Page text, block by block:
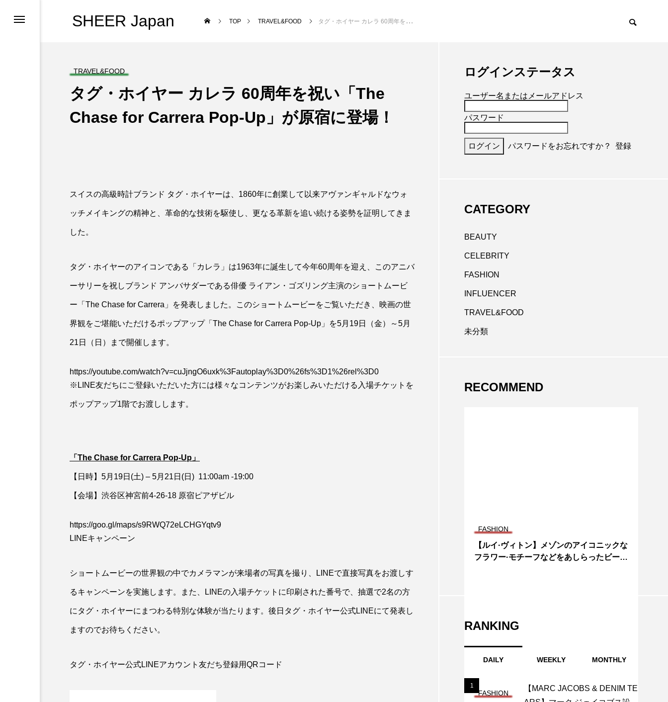
SHEER Japan TOP TRAVEL&FOOD タグ・ホイヤー カレラ 60周年を祝い「The Chase for Carrera Pop-Up」が原宿に登場！
TRAVEL&FOOD
タグ・ホイヤー カレラ 60周年を祝い「The
Chase for Carrera Pop-Up」が原宿に登場！
スイスの高級時計ブランド タグ・ホイヤーは、​1860年に創業して以来アヴァンギャルドなウォ
ッチメイキングの精神と、革命的な技術を駆使し、更なる革新を追い続ける姿勢を証明してきま
した。
タグ・ホイヤーのアイコンである「カレラ」は1963年に誕生して今年60周年を迎え、このアニバ
ーサリーを祝しブランド アンバサダーである俳優 ライアン・ゴズリング主演のショートムービ
ー「The Chase for Carrera」を発表しました。このショートムービーをご覧いただき、映画の世
界観をご堪能いただけるポップアップ「The Chase for Carrera Pop-Up」を5月19日（金）～5月
21日（日）まで開催します。
https://youtube.com/watch?v=cuJjngO6uxk%3Fautoplay%3D0%26fs%3D1%26rel%3D0
※LINE友だちにご登録いただいた方には様々なコンテンツがお楽しみいただける入場チケットを
ポップアップ1階でお渡しします。
「The Chase for Carrera Pop-Up」
【日時】5月19日(土) – 5月21日(日) 11:00am -19:00
【会場】渋谷区神宮前4-26-18 原宿ピアザビル
https://goo.gl/maps/s9RWQ72eLCHGYqtv9
LINEキャンペーン
ショートムービーの世界観の中でカメラマンが来場者の写真を撮り、LINEで直接写真をお渡しす
るキャンペーンを実施します。また、LINEの入場チケットに印刷された番号で、抽選で2名の方
にタグ・ホイヤーにまつわる特別な体験が当たります。後日タグ・ホイヤー公式LINEにて発表し
ますのでお待ちください。
タグ・ホイヤー公式LINEアカウント友だち登録用QRコード
ログインステータス
ユーザー名またはメールアドレス
パスワード
パスワードをお忘れですか？ 登録
CATEGORY
BEAUTY
CELEBRITY
FASHION
INFLUENCER
TRAVEL&FOOD
未分類
RECOMMEND
FASHION
【ルイ·ヴィトン】メゾンのアイコニックな
フラワー·モチーフなどをあしらったビーチ
FASHION
RANKING
DAILY WEEKLY MONTHLY
1
【MARC JACOBS & DENIM TE